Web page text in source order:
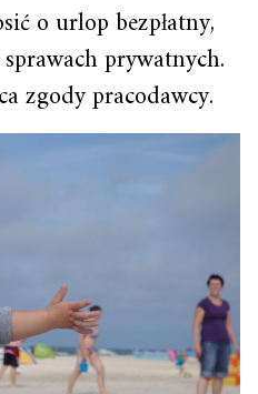
o urlop bezpłatny,
prywatnych.
zgody pracodawcy.